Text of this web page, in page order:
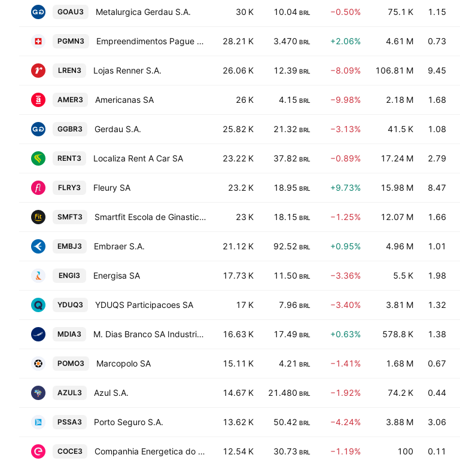
GOAU3 Metalurgica Gerdau S.A. 30 K 10.04 BRL −0.50% 75.1 K 1.15
PGMN3 Empreendimentos Pague Menos SA 28.21 K 3.470 BRL +2.06% 4.61 M 0.73
LREN3 Lojas Renner S.A. 26.06 K 12.39 BRL −8.09% 106.81 M 9.45
AMER3 Americanas SA 26 K 4.15 BRL −9.98% 2.18 M 1.68
GGBR3 Gerdau S.A. 25.82 K 21.32 BRL −3.13% 41.5 K 1.08
RENT3 Localiza Rent A Car SA 23.22 K 37.82 BRL −0.89% 17.24 M 2.79
FLRY3 Fleury SA 23.2 K 18.95 BRL +9.73% 15.98 M 8.47
SMFT3 Smartfit Escola de Ginastica e Danca SA 23 K 18.15 BRL −1.25% 12.07 M 1.66
EMBJ3 Embraer S.A. 21.12 K 92.52 BRL +0.95% 4.96 M 1.01
ENGI3 Energisa SA 17.73 K 11.50 BRL −3.36% 5.5 K 1.98
YDUQ3 YDUQS Participacoes SA 17 K 7.96 BRL −3.40% 3.81 M 1.32
MDIA3 M. Dias Branco SA Industria e Comercio de Alimentos 16.63 K 17.49 BRL +0.63% 578.8 K 1.38
POMO3 Marcopolo SA 15.11 K 4.21 BRL −1.41% 1.68 M 0.67
AZUL3 Azul S.A. 14.67 K 21.480 BRL −1.92% 74.2 K 0.44
PSSA3 Porto Seguro S.A. 13.62 K 50.42 BRL −4.24% 3.88 M 3.06
COCE3 Companhia Energetica do Ceara-COELCE 12.54 K 30.73 BRL −1.19% 100 0.11